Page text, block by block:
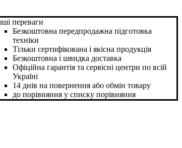
переваги
Безкоштовна передпродажна підготовка
техніки
Тільки сертифікована і якісна продукція
Безкоштовна і швидка доставка
Офіційна гарантія та сервісні центри по всій
Україні
14 днів на повернення або обмін товару
до порівняння у списку порівняння